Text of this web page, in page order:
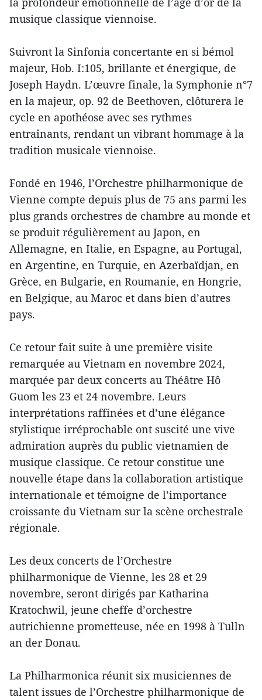
musique classique viennoise.
Suivront la Sinfonia concertante en si bémol
majeur, Hob. I:105, brillante et énergique, de
Joseph Haydn. L’œuvre finale, la Symphonie n°7
en la majeur, op. 92 de Beethoven, clôturera le
cycle en apothéose avec ses rythmes
entraînants, rendant un vibrant hommage à la
tradition musicale viennoise.
Fondé en 1946, l’Orchestre philharmonique de
Vienne compte depuis plus de 75 ans parmi les
plus grands orchestres de chambre au monde et
se produit régulièrement au Japon, en
Allemagne, en Italie, en Espagne, au Portugal,
en Argentine, en Turquie, en Azerbaïdjan, en
Grèce, en Bulgarie, en Roumanie, en Hongrie,
en Belgique, au Maroc et dans bien d’autres
pays.
Ce retour fait suite à une première visite
remarquée au Vietnam en novembre 2024,
marquée par deux concerts au Théâtre Hô
Guom les 23 et 24 novembre. Leurs
interprétations raffinées et d’une élégance
stylistique irréprochable ont suscité une vive
admiration auprès du public vietnamien de
musique classique. Ce retour constitue une
nouvelle étape dans la collaboration artistique
internationale et témoigne de l’importance
croissante du Vietnam sur la scène orchestrale
régionale.
Les deux concerts de l’Orchestre
philharmonique de Vienne, les 28 et 29
novembre, seront dirigés par Katharina
Kratochwil, jeune cheffe d’orchestre
autrichienne prometteuse, née en 1998 à Tulln
an der Donau.
La Philharmonica réunit six musiciennes de
talent issues de l’Orchestre philharmonique de